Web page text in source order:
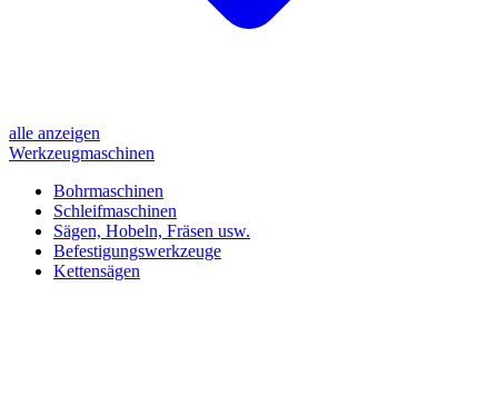
alle anzeigen
Werkzeugmaschinen
Bohrmaschinen
Schleifmaschinen
Sägen, Hobeln, Fräsen usw.
Befestigungswerkzeuge
Kettensägen